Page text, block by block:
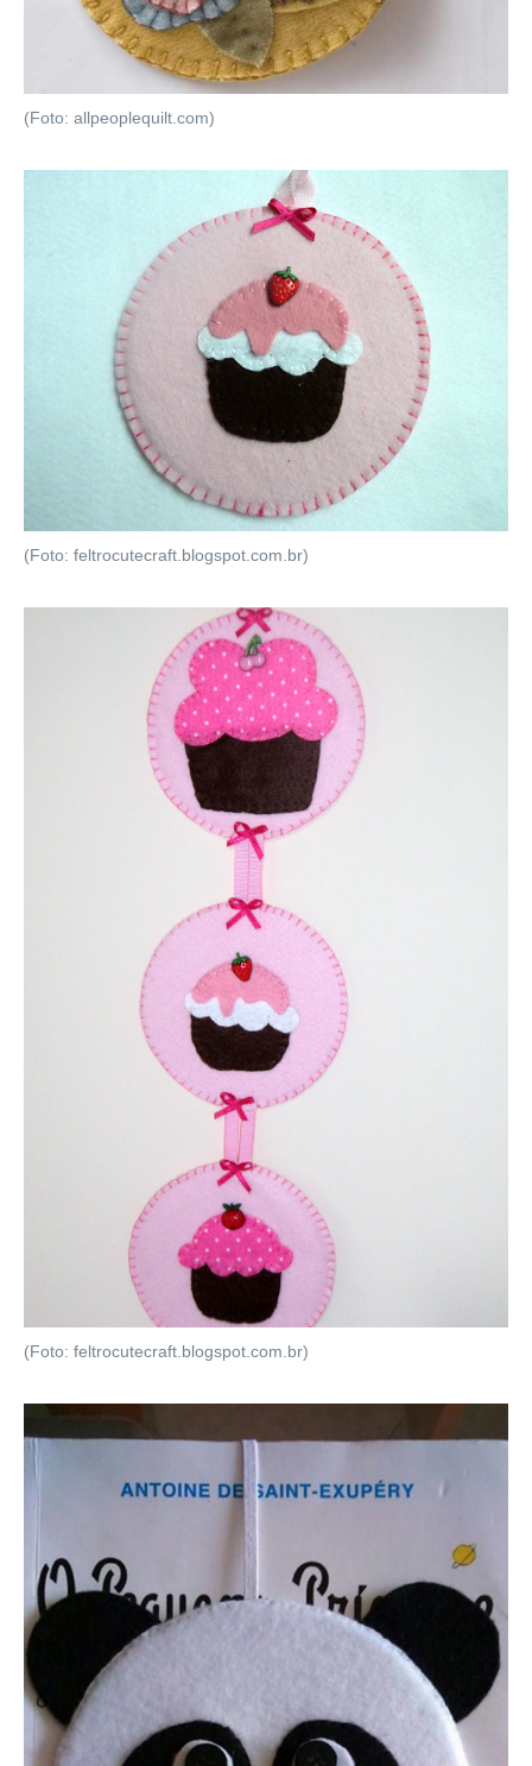
(Foto: allpeoplequilt.com)
(Foto: feltrocutecraft.blogspot.com.br)
(Foto: feltrocutecraft.blogspot.com.br)